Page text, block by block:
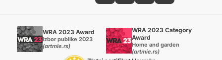
WRA 2023 Award
Izbor publike 2023
(artmie.rs)
WRA 2023 Category
Award
Home and garden
(artmie.rs)